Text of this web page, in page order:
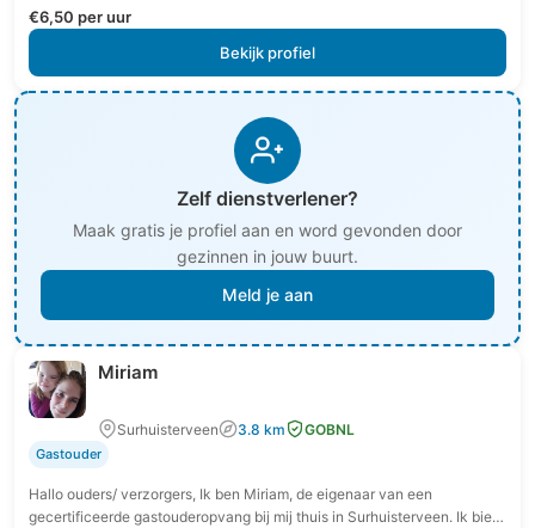
€6,50 per uur
Bekijk profiel
Zelf dienstverlener?
Maak gratis je profiel aan en word gevonden door
gezinnen in jouw buurt.
Meld je aan
Miriam
Surhuisterveen 3.8 km GOBNL
Gastouder
Hallo ouders/ verzorgers, Ik ben Miriam, de eigenaar van een
gecertificeerde gastouderopvang bij mij thuis in Surhuisterveen. Ik bied